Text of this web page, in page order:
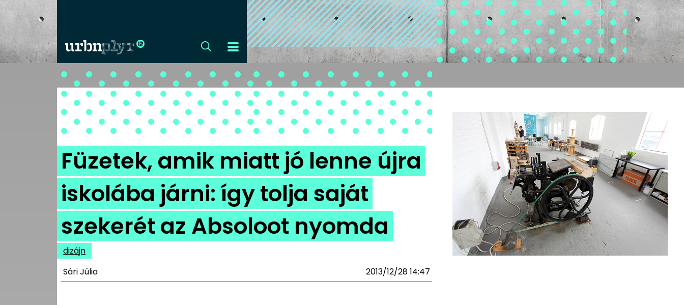
CÍMLAP
DIZÁJN
DIVAT
HIP
KULT
UTCA
MÉDIAAJÁNLAT
Füzetek, amik miatt jó lenne újra
iskolába járni: így tolja saját
szekerét az Absoloot nyomda
dizájn
Sári Júlia
2013/12/28 14:47